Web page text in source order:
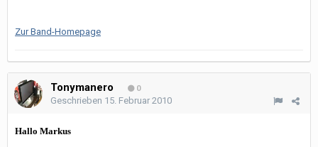
Zur Band-Homepage
Tonymanero 0
Geschrieben 15. Februar 2010
Hallo Markus